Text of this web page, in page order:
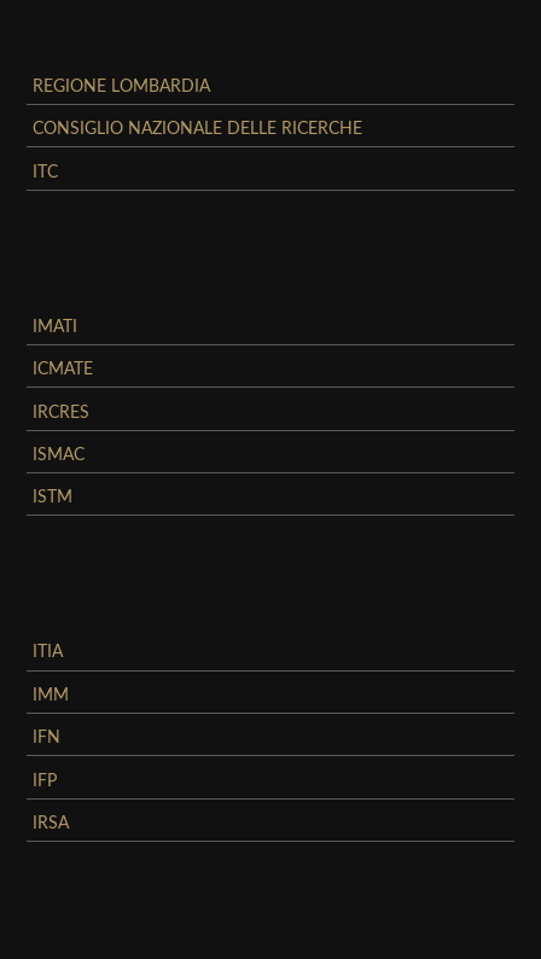
REGIONE LOMBARDIA
CONSIGLIO NAZIONALE DELLE RICERCHE
ITC
IMATI
ICMATE
IRCRES
ISMAC
ISTM
ITIA
IMM
IFN
IFP
IRSA